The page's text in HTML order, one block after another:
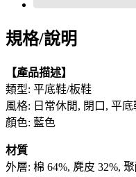
規格/說明
【產品描述】
類型: 平底鞋/板鞋
風格: 日常休閒, 閉口, 平底
顏色: 藍色
材質
外層: 棉 64%, 麂皮 32%,